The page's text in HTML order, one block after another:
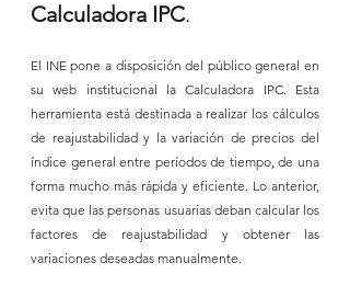
Calculadora IPC.
El INE pone a disposición del público general en
su web institucional la Calculadora IPC. Esta
herramienta está destinada a realizar los cálculos
de reajustabilidad y la variación de precios del
índice general entre períodos de tiempo, de una
forma mucho más rápida y eficiente. Lo anterior,
evita que las personas usuarias deban calcular los
factores de reajustabilidad y obtener las
variaciones deseadas manualmente.